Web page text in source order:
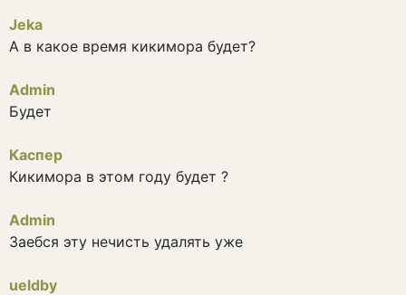
Jeka
А в какое время кикимора будет?
Admin
Будет
Каспер
Кикимора в этом году будет ?
Admin
Заебся эту нечисть удалять уже
ueldby